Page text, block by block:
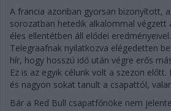
A francia azonban gyorsan bizonyított,
sorozatban hetedik alkalommal végzett
éles ellentétben áll elődei
Telegraafnak nyilatkozva elégedetten
hír, hogy hosszú idő után végre erős
Ez is az egyik célunk volt a szezon
és nagyon sokat tanult a csapattól,
Bár a Red Bull csapatfőnöke nem